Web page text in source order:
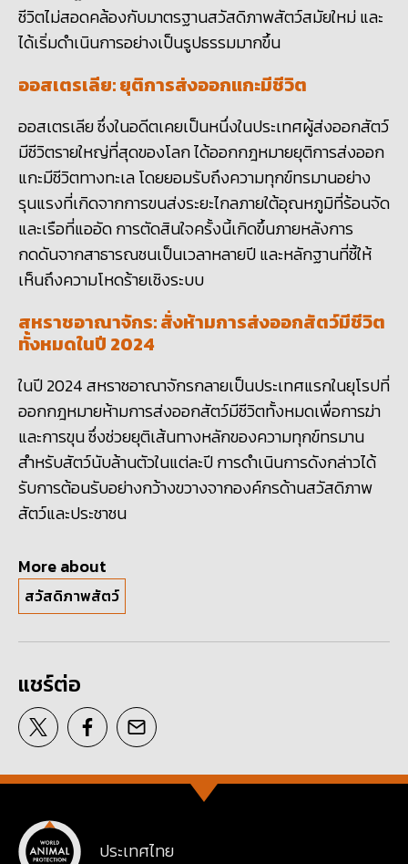
ชีวิตไม่สอดคล้องกับมาตรฐานสวัสดิภาพสัตว์สมัยใหม่ และ
ได้เริ่มดำเนินการอย่างเป็นรูปธรรมมากขึ้น
ออสเตรเลีย: ยุติการส่งออกแกะมีชีวิต
ออสเตรเลีย ซึ่งในอดีตเคยเป็นหนึ่งในประเทศผู้ส่งออกสัตว์
มีชีวิตรายใหญ่ที่สุดของโลก ได้ออกกฎหมายยุติการส่งออก
แกะมีชีวิตทางทะเล โดยยอมรับถึงความทุกข์ทรมานอย่าง
รุนแรงที่เกิดจากการขนส่งระยะไกลภายใต้อุณหภูมิที่ร้อนจัด
และเรือที่แออัด การตัดสินใจครั้งนี้เกิดขึ้นภายหลังการ
กดดันจากสาธารณชนเป็นเวลาหลายปี และหลักฐานที่ชี้ให้
เห็นถึงความโหดร้ายเชิงระบบ
สหราชอาณาจักร: สั่งห้ามการส่งออกสัตว์มีชีวิต
ทั้งหมดในปี 2024
ในปี 2024สหราชอาณาจักรกลายเป็นประเทศแรกในยุโรปที่
ออกกฎหมายห้ามการส่งออกสัตว์มีชีวิตทั้งหมดเพื่อการฆ่า
และการขุน ซึ่งช่วยยุติเส้นทางหลักของความทุกข์ทรมาน
สำหรับสัตว์นับล้านตัวในแต่ละปี การดำเนินการดังกล่าวได้
รับการต้อนรับอย่างกว้างขวางจากองค์กรด้านสวัสดิภาพ
สัตว์และประชาชน
More about
สวัสดิภาพสัตว์
แชร์ต่อ
ประเทศไทย